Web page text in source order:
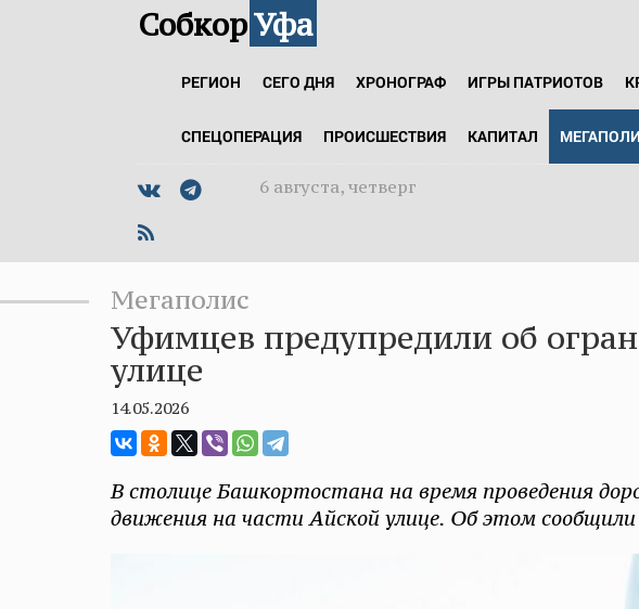
СобкорУфа
РЕГИОН СЕГО ДНЯ ХРОНОГРАФ ИГРЫ ПАТРИОТОВ
СПЕЦОПЕРАЦИЯ ПРОИСШЕСТВИЯ КАПИТАЛ
6 августа, четверг
Мегаполис
Уфимцев предупредили об
улице
14.05.2026
В столице Башкортостана на время проведения
движения на части Айской улице. Об этом